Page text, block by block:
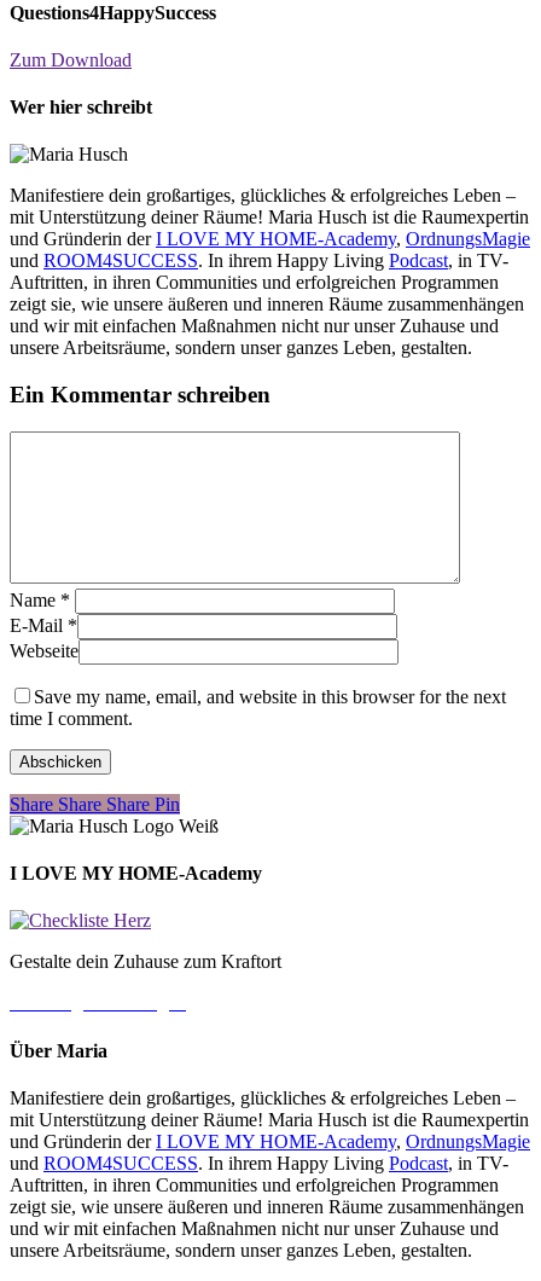
Questions4HappySuccess
Zum Download
Wer hier schreibt
Manifestiere dein großartiges, glückliches & erfolgreiches Leben –
mit Unterstützung deiner Räume! Maria Husch ist die Raumexpertin
und Gründerin derI LOVE MY HOME-Academy, OrdnungsMagie
und ROOM4SUCCESS. In ihrem Happy Living Podcast, in TV-
Auftritten, in ihren Communities und erfolgreichen Programmen
zeigt sie, wie unsere äußeren und inneren Räume zusammenhängen
und wir mit einfachen Maßnahmen nicht nur unser Zuhause und
unsere Arbeitsräume, sondern unser ganzes Leben, gestalten.
Ein Kommentar schreiben
Name *
E-Mail *
Webseite
Save my name, email, and website in this browser for the next
time I comment.
Share
Share Share Share Pin
I LOVE MY HOME-Academy
Gestalte dein Zuhause zum Kraftort
Über Maria
Manifestiere dein großartiges, glückliches & erfolgreiches Leben –
mit Unterstützung deiner Räume! Maria Husch ist die Raumexpertin
und Gründerin derI LOVE MY HOME-Academy, OrdnungsMagie
und ROOM4SUCCESS. In ihrem Happy Living Podcast, in TV-
Auftritten, in ihren Communities und erfolgreichen Programmen
zeigt sie, wie unsere äußeren und inneren Räume zusammenhängen
und wir mit einfachen Maßnahmen nicht nur unser Zuhause und
unsere Arbeitsräume, sondern unser ganzes Leben, gestalten.